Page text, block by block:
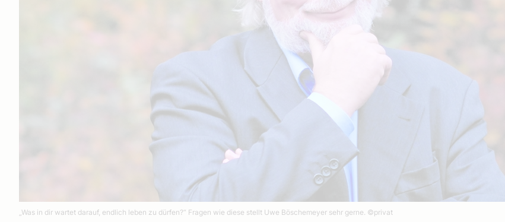
„Was in dir wartet darauf, endlich leben zu dürfen?“ Fragen wie diese stellt Uwe Böschemeyer sehr gerne. ©privat